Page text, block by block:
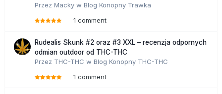
Przez Macky w Blog Konopny Trawka
1 comment
Rudealis Skunk #2 oraz #3 XXL – recenzja odpornych
odmian outdoor od THC-THC
Przez THC-THC w Blog Konopny THC-THC
1 comment